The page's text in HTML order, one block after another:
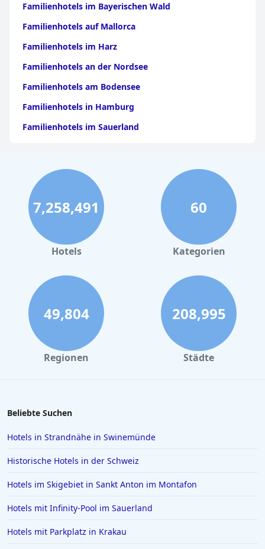
Familienhotels im Bayerischen Wald
Familienhotels auf Mallorca
Familienhotels im Harz
Familienhotels an der Nordsee
Familienhotels am Bodensee
Familienhotels in Hamburg
Familienhotels im Sauerland
Familienhotels in Nordrhein-Westfalen
Familienhotels in Hessen
Familienhotels in Italien
Familienhotels in Griechenland
Familienhotels in Berlin
Familienhotels in Ramsau im Zillertal
Familienhotels auf Fuerteventura
Familienhotels auf den Kanarischen Inseln
Familienhotels in Feldberg (Schwarzwald)
Familienhotels in Europa
Familienhotels in Provence Alpes Cote d Azur
Familienhotels in Lindau
7,258,491
Hotels
60
Kategorien
49,804
Regionen
208,995
Städte
Beliebte Suchen
Hotels in Strandnähe in Swinemünde
Historische Hotels in der Schweiz
Hotels im Skigebiet in Sankt Anton im Montafon
Hotels mit Infinity-Pool im Sauerland
Hotels mit Parkplatz in Krakau